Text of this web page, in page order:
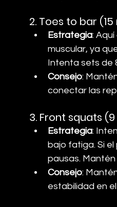
2. Toes to bar
Estrategia:
muscular, ya
Intenta sets de
Consejo:
conectar las
3. Front squats
Estrategia:
bajo fatiga. Si
pausas.
Consejo:
estabilidad en